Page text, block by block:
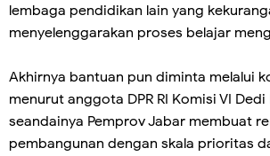
lembaga pendidikan lain yang
menyelenggarakan proses belajar
Akhirnya bantuan pun diminta melalui
menurut anggota DPR RI Komisi VI Dedi
seandainya Pemprov Jabar membuat
pembangunan dengan skala prioritas